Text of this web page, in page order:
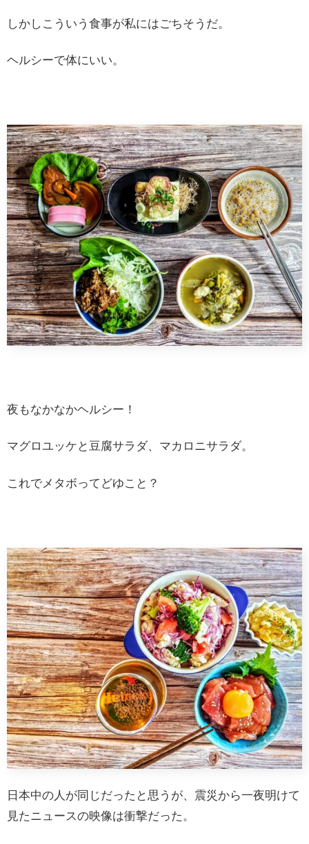
しかしこういう食事が私にはごちそうだ。
ヘルシーで体にいい。
夜もなかなかヘルシー！
マグロユッケと豆腐サラダ、マカロニサラダ。
これでメタボってどゆこと？
日本中の人が同じだったと思うが、震災から一夜明けて
見たニュースの映像は衝撃だった。